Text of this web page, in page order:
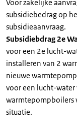
Voor zakelijke
subsidiebedrag op
subsidieaanvraag.
Subsidiebdrag 2e
voor een 2e lucht-
installeren van 2
nieuwe
voor een lucht-
warmtepompboilers
situatie.